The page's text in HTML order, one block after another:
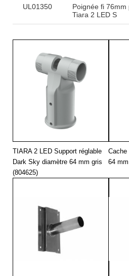
UL01350
Poignée fi
Tiara 2 LED S
TIARA 2 LED Support réglable
Dark Sky diamètre 64 mm gris
(804625)
Cache
64